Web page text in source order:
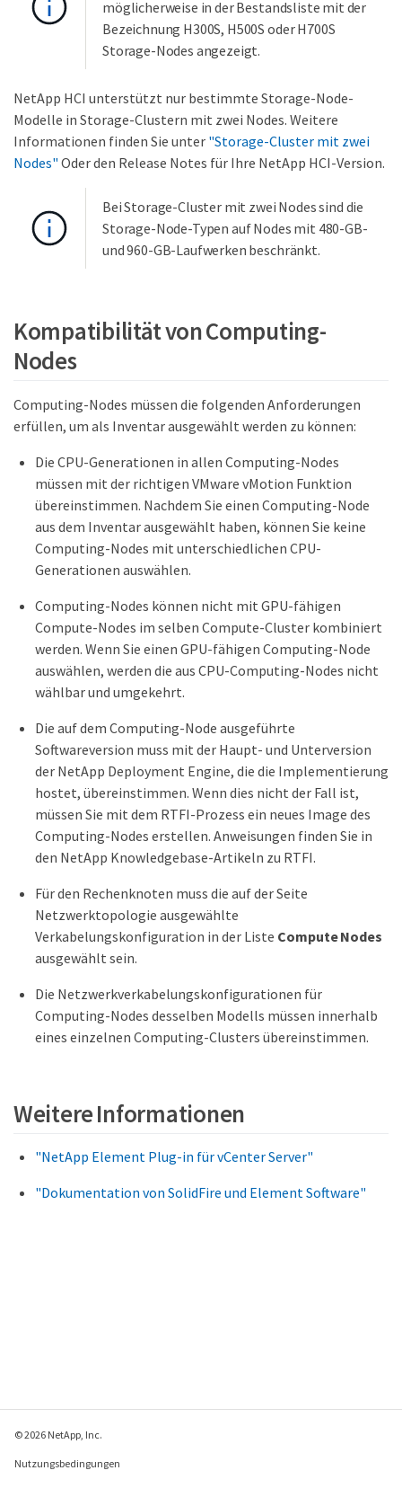
möglicherweise in der Bestandsliste mit der
Bezeichnung H300S, H500S oder H700S
Storage-Nodes angezeigt.
NetApp HCI unterstützt nur bestimmte Storage-Node-
Modelle in Storage-Clustern mit zwei Nodes. Weitere
Informationen finden Sie unter "Storage-Cluster mit zwei
Nodes" Oder den Release Notes für Ihre NetApp HCI-Version.
Bei Storage-Cluster mit zwei Nodes sind die
Storage-Node-Typen auf Nodes mit 480-GB-
und 960-GB-Laufwerken beschränkt.
Kompatibilität von Computing-
Nodes
Computing-Nodes müssen die folgenden Anforderungen
erfüllen, um als Inventar ausgewählt werden zu können:
Die CPU-Generationen in allen Computing-Nodes
müssen mit der richtigen VMware vMotion Funktion
übereinstimmen. Nachdem Sie einen Computing-Node
aus dem Inventar ausgewählt haben, können Sie keine
Computing-Nodes mit unterschiedlichen CPU-
Generationen auswählen.
Computing-Nodes können nicht mit GPU-fähigen
Compute-Nodes im selben Compute-Cluster kombiniert
werden. Wenn Sie einen GPU-fähigen Computing-Node
auswählen, werden die aus CPU-Computing-Nodes nicht
wählbar und umgekehrt.
Die auf dem Computing-Node ausgeführte
Softwareversion muss mit der Haupt- und Unterversion
der NetApp Deployment Engine, die die Implementierung
hostet, übereinstimmen. Wenn dies nicht der Fall ist,
müssen Sie mit dem RTFI-Prozess ein neues Image des
Computing-Nodes erstellen. Anweisungen finden Sie in
den NetApp Knowledgebase-Artikeln zu RTFI.
Für den Rechenknoten muss die auf der Seite
Netzwerktopologie ausgewählte
Verkabelungskonfiguration in der Liste Compute Nodes
ausgewählt sein.
Die Netzwerkverkabelungskonfigurationen für
Computing-Nodes desselben Modells müssen innerhalb
eines einzelnen Computing-Clusters übereinstimmen.
Weitere Informationen
"NetApp Element Plug-in für vCenter Server"
"Dokumentation von SolidFire und Element Software"
© 2026 NetApp, Inc.
Nutzungsbedingungen